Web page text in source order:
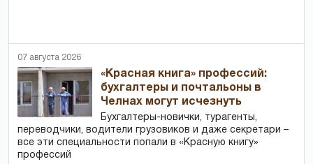
07 августа 2026
«Красная книга» профессий:
бухгалтеры и почтальоны в
Челнах могут исчезнуть
Бухгалтеры-новички, тур­агенты,
переводчики, водители грузовиков и даже секретари –
все эти специальности попали в «Красную книгу»
профессий